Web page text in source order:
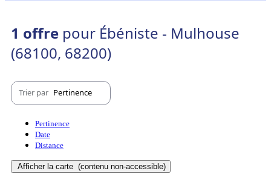
1 offre pour Ébéniste - Mulhouse
(68100, 68200)
Trier par Pertinence
Pertinence
Date
Distance
Afficher la carte (contenu non-accessible)